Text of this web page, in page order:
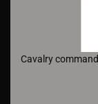
Cavalry command